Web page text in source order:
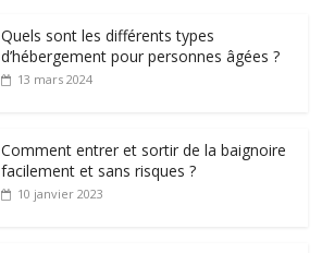
Quels sont les différents types
d’hébergement pour personnes âgées ?
13 mars 2024
Comment entrer et sortir de la baignoire
facilement et sans risques ?
10 janvier 2023